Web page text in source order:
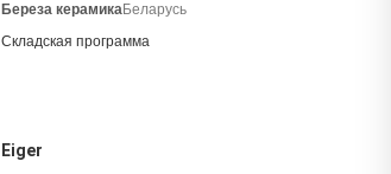
Береза керамикаБеларусь
Складская программа
Eiger